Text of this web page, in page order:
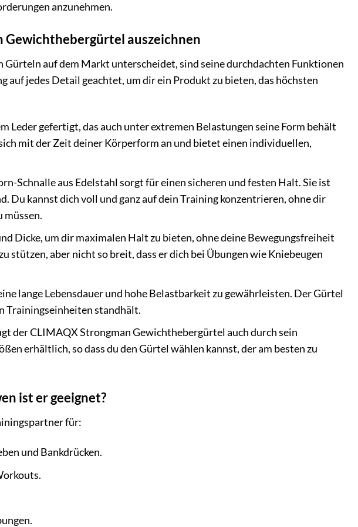
anzunehmen.
Gewichthebergürtel auszeichnen
auf dem Markt unterscheidet, sind seine durchdachten Funktionen
jedes Detail geachtet, um dir ein Produkt zu bieten, das höchsten
Leder gefertigt, das auch unter extremen Belastungen seine Form behält
mit der Zeit deiner Körperform an und bietet einen individuellen,
Schnalle aus Edelstahl sorgt für einen sicheren und festen Halt. Sie ist
Du kannst dich voll und ganz auf dein Training konzentrieren, ohne dir
müssen.
Dicke, um dir maximalen Halt zu bieten, ohne deine Bewegungsfreiheit
stützen, aber nicht so breit, dass er dich bei Übungen wie Kniebeugen
lange Lebensdauer und hohe Belastbarkeit zu gewährleisten. Der Gürtel
Trainingseinheiten standhält.
der CLIMAQX Strongman Gewichthebergürtel auch durch sein
erhältlich, so dass du den Gürtel wählen kannst, der am besten zu
ist er geeignet?
für:
und Bankdrücken.